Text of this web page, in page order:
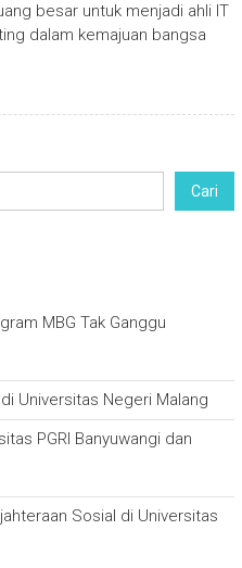
besar untuk menjadi ahli IT
dalam kemajuan bangsa
Cari
MBG Tak Ganggu
Universitas Negeri Malang
PGRI Banyuwangi dan
Sosial di Universitas